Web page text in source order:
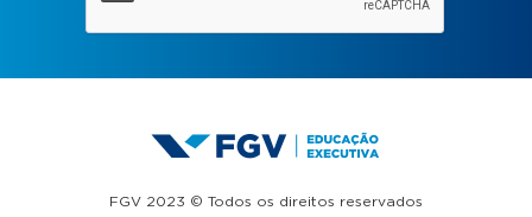
FGV 2023 © Todos os direitos reservados